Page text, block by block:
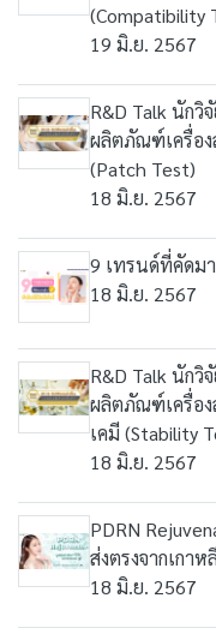
(Compatibility
19 มิ.ย. 2567
R&D Talk นักวิ
ผลิตภัณฑ์เครื่อ
(Patch Test)
18 มิ.ย. 2567
9 เทรนด์ที่คัดม
18 มิ.ย. 2567
R&D Talk นักวิ
ผลิตภัณฑ์เครื่อ
เคมี (Stability
18 มิ.ย. 2567
PDRN
ส่งตรงจากเกาหลี
18 มิ.ย. 2567